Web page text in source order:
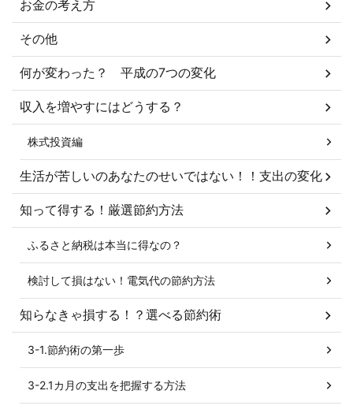
お金の考え方
その他
何が変わった？ 平成の7つの変化
収入を増やすにはどうする？
株式投資編
生活が苦しいのあなたのせいではない！！支出の変化
知って得する！厳選節約方法
ふるさと納税は本当に得なの？
検討して損はない！電気代の節約方法
知らなきゃ損する！？選べる節約術
3-1.節約術の第一歩
3-2.1カ月の支出を把握する方法